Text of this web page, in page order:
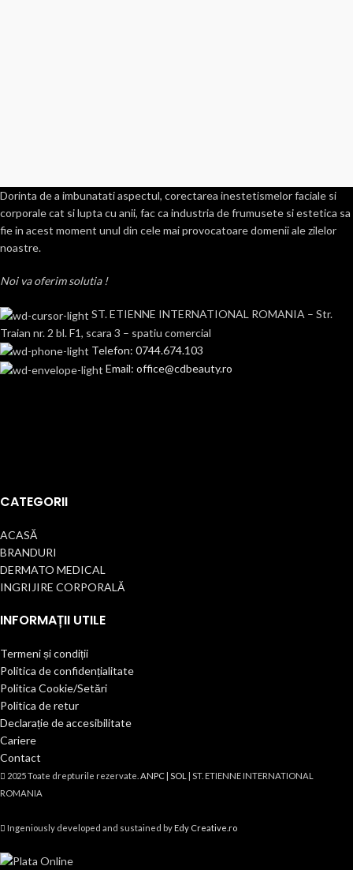
Dorinta de a imbunatati aspectul, corectarea inestetismelor faciale si
corporale cat si lupta cu anii, fac ca industria de frumusete si estetica sa
fie in acest moment unul din cele mai provocatoare domenii ale zilelor
noastre.
Noi va oferim solutia !
ST. ETIENNE INTERNATIONAL ROMANIA – Str.
Traian nr. 2 bl. F1, scara 3 – spatiu comercial
Telefon: 0744.674.103
Email: office@cdbeauty.ro
CATEGORII
ACASĂ
BRANDURI
DERMATO MEDICAL
INGRIJIRE CORPORALĂ
INFORMAȚII UTILE
Termeni și condiții
Politica de confidențialitate
Politica Cookie/Setări
Politica de retur
Declarație de accesibilitate
Cariere
Contact
2025 Toate drepturile rezervate. ANPC | SOL | ST. ETIENNE INTERNATIONAL
ROMANIA
Ingeniously developed and sustained byEdy Creative.ro